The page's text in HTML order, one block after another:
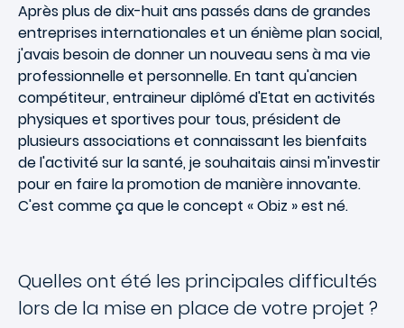
Après plus de dix-huit ans passés dans de grandes
entreprises internationales et un énième plan social,
j'avais besoin de donner un nouveau sens à ma vie
professionnelle et personnelle. En tant qu'ancien
compétiteur, entraineur diplômé d'Etat en activités
physiques et sportives pour tous, président de
plusieurs associations et connaissant les bienfaits
de l'activité sur la santé, je souhaitais ainsi m'investir
pour en faire la promotion de manière innovante.
C'est comme ça que le concept « Obiz » est né.
Quelles ont été les principales difficultés
lors de la mise en place de votre projet ?